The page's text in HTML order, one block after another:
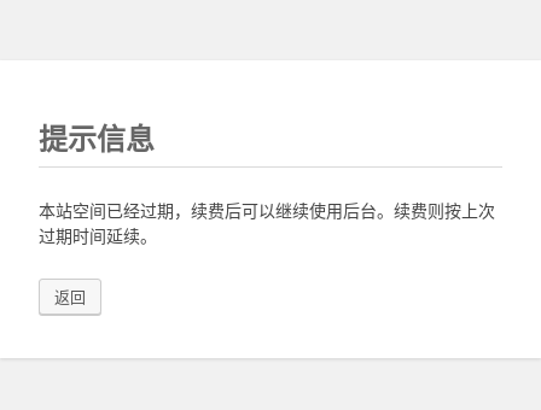
提示信息
本站空间已经过期，续费后可以继续使用后台。续费则按上次
过期时间延续。
返回